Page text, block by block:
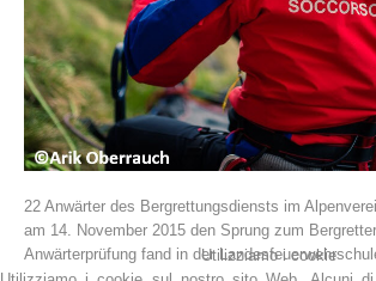
La storia
22 Anwärter des Bergrettungsdiensts im
am 14. November 2015 den Sprung zum
Anwärterprüfung fand in derUtilizziamo i cookie